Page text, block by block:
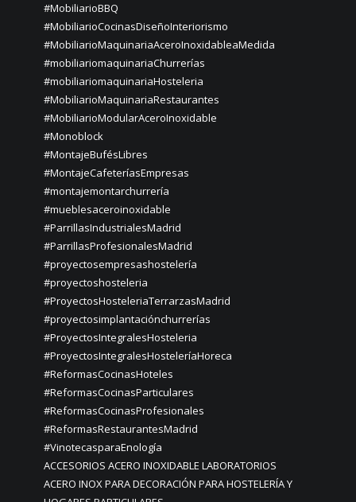
#MobiliarioBBQ
#MobiliarioCocinasDiseñoInteriorismo
#MobiliarioMaquinariaAceroInoxidableaMedida
#mobiliariomaquinariaChurrerías
#mobiliariomaquinariaHosteleria
#MobiliarioMaquinariaRestaurantes
#MobiliarioModularAceroInoxidable
#Monoblock
#MontajeBufésLibres
#MontajeCafeteríasEmpresas
#montajemontarchurrería
#mueblesaceroinoxidable
#ParrillasIndustrialesMadrid
#ParrillasProfesionalesMadrid
#proyectosempresashostelería
#proyectoshosteleria
#ProyectosHosteleriaTerrarzasMadrid
#proyectosimplantaciónchurrerías
#ProyectosIntegralesHosteleria
#ProyectosIntegralesHosteleríaHoreca
#ReformasCocinasHoteles
#ReformasCocinasParticulares
#ReformasCocinasProfesionales
#ReformasRestaurantesMadrid
#VinotecasparaEnología
ACCESORIOS ACERO INOXIDABLE LABORATORIOS
ACERO INOX PARA DECORACIÓN PARA HOSTELERÍA Y